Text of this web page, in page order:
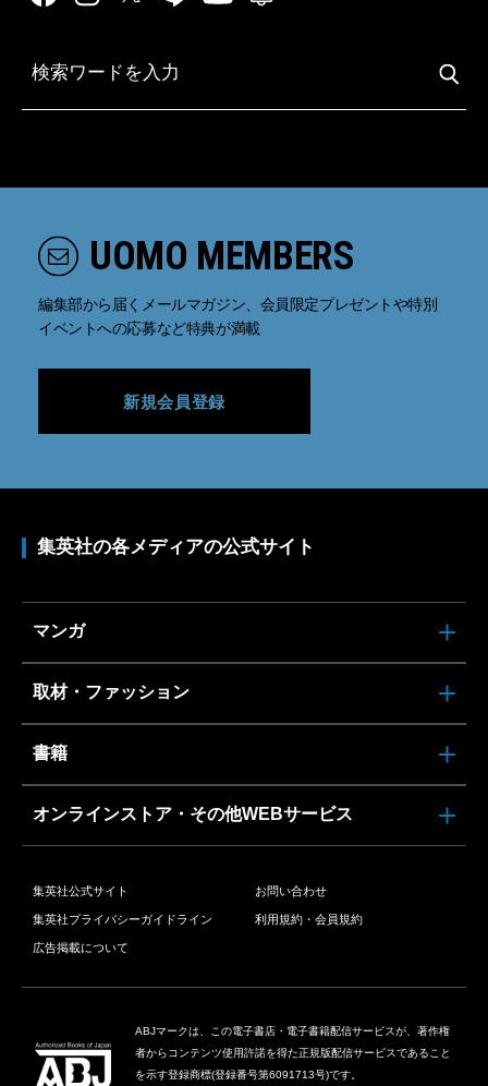
UOMO MEMBERS
編集部から届くメールマガジン、会員限定プレゼントや特別
イベントへの応募など特典が満載
新規会員登録
集英社の各メディアの公式サイト
マンガ
取材・ファッション
書籍
オンラインストア・その他WEBサービス
集英社公式サイト お問い合わせ
集英社プライバシーガイドライン 利用規約・会員規約
広告掲載について
ABJマークは、この電子書店・電子書籍配信サービスが、著作権
者からコンテンツ使用許諾を得た正規版配信サービスであること
を示す登録商標(登録番号第6091713号)です。